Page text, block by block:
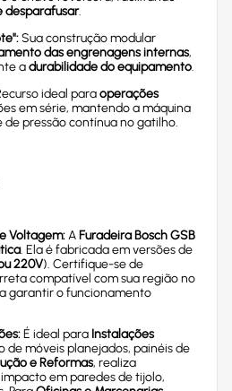
desparafusar.
Sua construção modular
das engrenagens internas,
adurabilidade do equipamento.
ideal paraoperações
em série, mantendo a máquina
de pressão contínua no gatilho.
Voltagem:AFuradeira Bosch GSB
. Ela é fabricada em versões de
220V). Certifique-se de
compatível com sua região no
garantir o funcionamento
É ideal para Instalações
de móveis planejados, painéis de
e Reformas, realiza
em paredes de tijolo,